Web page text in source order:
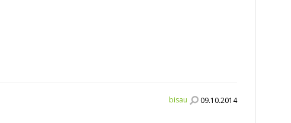
bisau 09.10.2014